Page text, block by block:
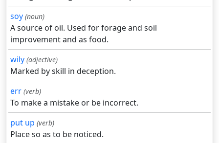
soy (noun)
A source of oil. Used for forage and soil
improvement and as food.
wily (adjective)
Marked by skill in deception.
err (verb)
To make a mistake or be incorrect.
put up (verb)
Place so as to be noticed.